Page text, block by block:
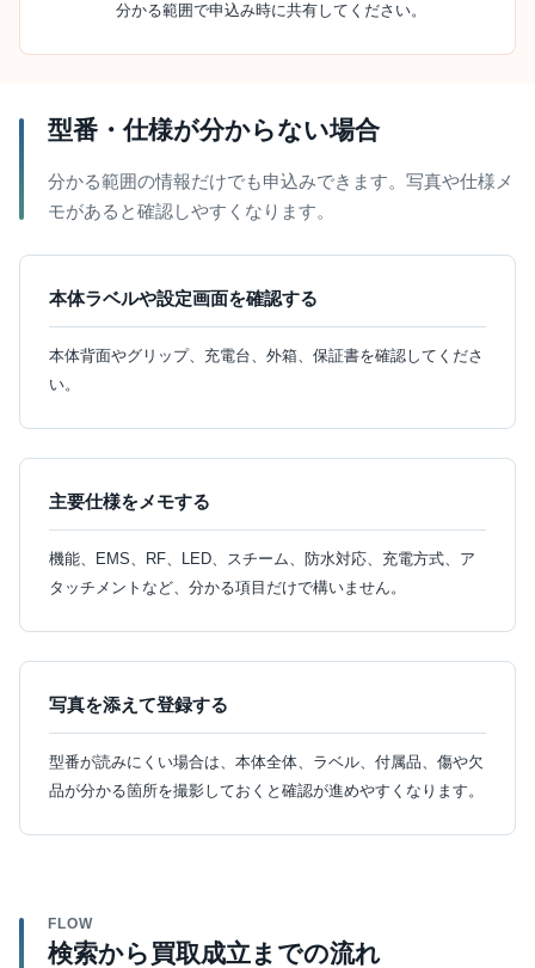
分かる範囲で申込み時に共有してください。
型番・仕様が分からない場合
分かる範囲の情報だけでも申込みできます。写真や仕様メ
モがあると確認しやすくなります。
本体ラベルや設定画面を確認する
本体背面やグリップ、充電台、外箱、保証書を確認してくださ
い。
主要仕様をメモする
機能、EMS、RF、LED、スチーム、防水対応、充電方式、ア
タッチメントなど、分かる項目だけで構いません。
写真を添えて登録する
型番が読みにくい場合は、本体全体、ラベル、付属品、傷や欠
品が分かる箇所を撮影しておくと確認が進めやすくなります。
FLOW
検索から買取成立までの流れ